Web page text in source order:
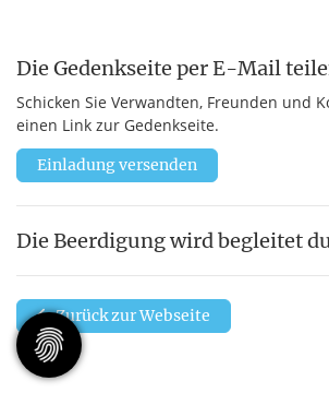
Die Gedenkseite per E-Mail
Schicken Sie Verwandten, Freunden und
einen Link zur Gedenkseite.
Einladung versenden
Die Beerdigung wird begleitet
Zurück zur Webseite